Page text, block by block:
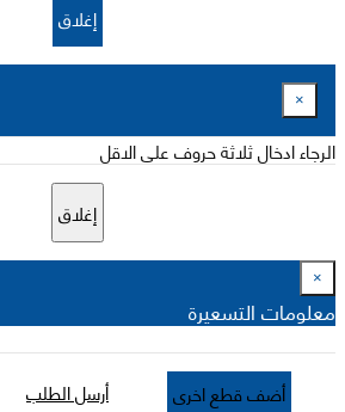
إغلاق
×
الرجاء ادخال ثلاثة حروف على الاقل
إغلاق
×
معلومات التسعيرة
أضف قطع اخرى أرسل الطلب